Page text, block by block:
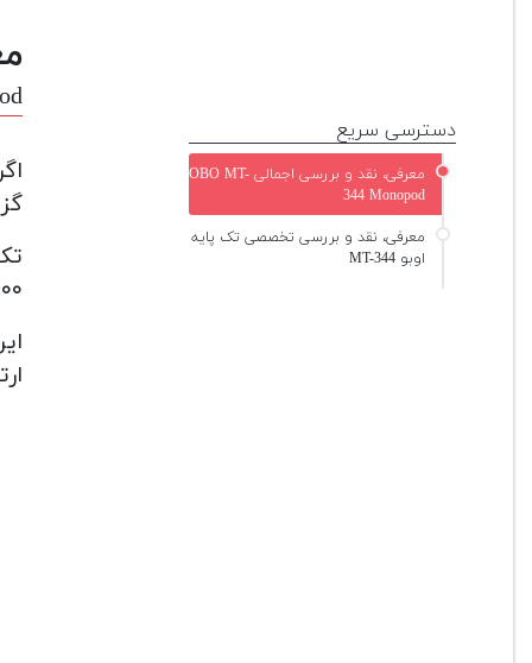
۱۴۰۰ گرم بدنه
ارتفاع ۵۴ سانتی
دسترسی سریع
معرفی، نقد و بررسی اجمالی OBO MT-
344 Monopod
معرفی، نقد و بررسی تخصصی تک پایه
اوبو MT-344